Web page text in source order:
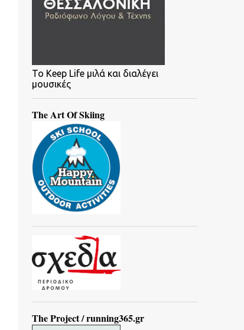
To Keep Life μιλά και διαλέγει
μουσικές
The Art Of Skiing
The Project / running365.gr